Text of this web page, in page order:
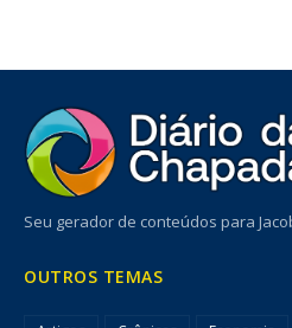
Seu gerador de conteúdos para
OUTROS TEMAS